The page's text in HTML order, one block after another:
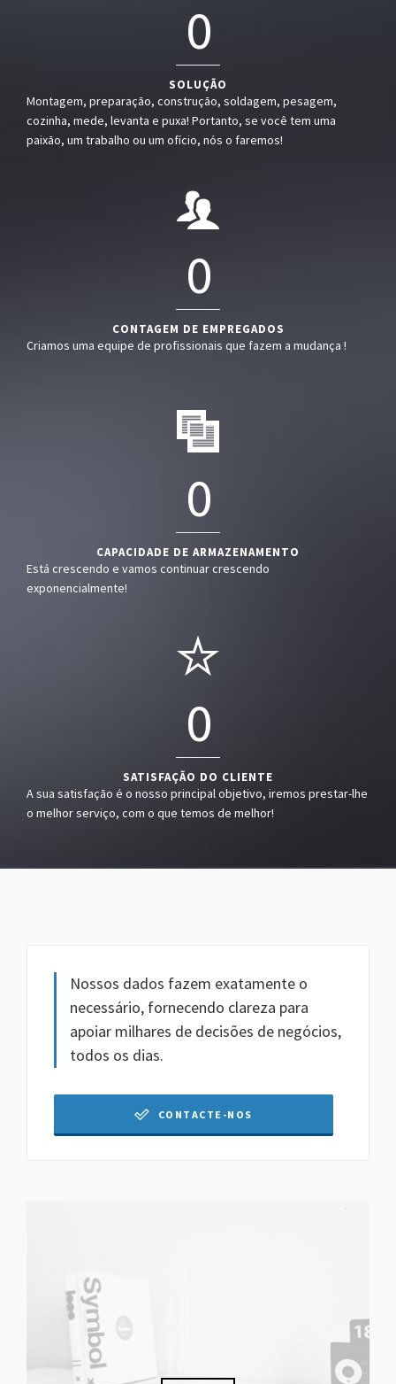
0
SOLUÇÃO
Montagem, preparação, construção, soldagem, pesagem,
cozinha, mede, levanta e puxa! Portanto, se você tem uma
paixão, um trabalho ou um ofício, nós o faremos!
0
CONTAGEM DE EMPREGADOS
Criamos uma equipe de profissionais que fazem a mudança !
0
CAPACIDADE DE ARMAZENAMENTO
Está crescendo e vamos continuar crescendo
exponencialmente!
0
SATISFAÇÃO DO CLIENTE
A sua satisfação é o nosso principal objetivo, iremos prestar-lhe
o melhor serviço, com o que temos de melhor!
Nossos dados fazem exatamente o
necessário, fornecendo clareza para
apoiar milhares de decisões de negócios,
todos os dias.
CONTACTE-NOS